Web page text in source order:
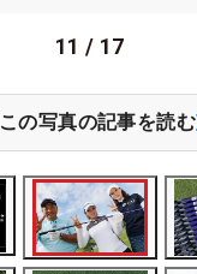
11 / 17
この写真の記事を読む